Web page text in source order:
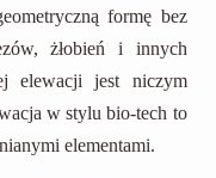
formę bez
żłobień i innych
elewacji jest niczym
w stylu bio-tech to
elementami.